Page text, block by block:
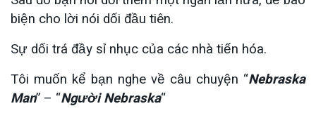
biện cho lời nói dối đầu tiên.
Sự dối trá đầy sỉ nhục của các nhà tiến hóa.
Tôi muốn kể bạn nghe về câu chuyện “Nebraska
Man” – “Người Nebraska“